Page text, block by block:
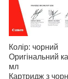
Колір: чорний
Оригінальний
мл
Картридж з